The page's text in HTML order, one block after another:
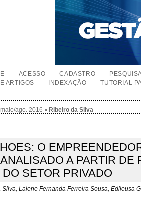
ACESSO CADASTRO
ARTIGOS
INDEXAÇÃO TUTORIAL
ago. 2016 > Ribeiro da Silva
O
A PARTIR DE
SETOR PRIVADO
Silva, Laiene Fernanda Ferreira Sousa, Edileusa